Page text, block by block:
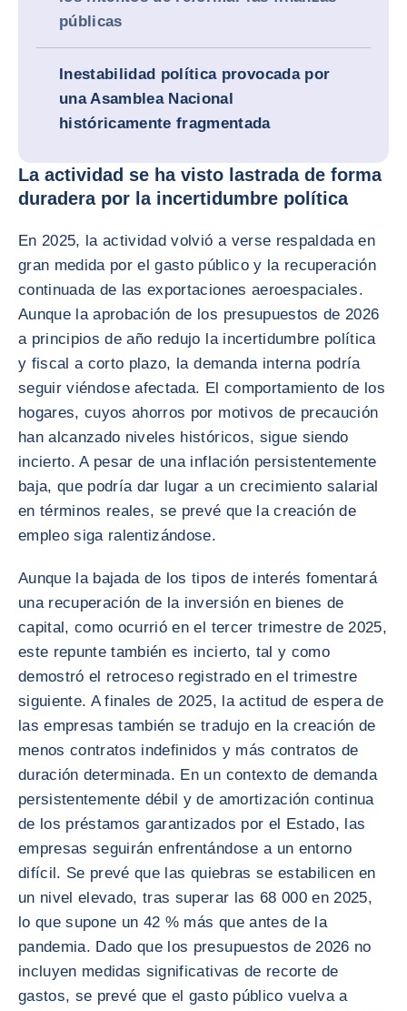
públicas
Inestabilidad política provocada por
una Asamblea Nacional
históricamente fragmentada
La actividad se ha visto lastrada de forma
duradera por la incertidumbre política
En 2025, la actividad volvió a verse respaldada en
gran medida por el gasto público y la recuperación
continuada de las exportaciones aeroespaciales.
Aunque la aprobación de los presupuestos de 2026
a principios de año redujo la incertidumbre política
y fiscal a corto plazo, la demanda interna podría
seguir viéndose afectada. El comportamiento de los
hogares, cuyos ahorros por motivos de precaución
han alcanzado niveles históricos, sigue siendo
incierto. A pesar de una inflación persistentemente
baja, que podría dar lugar a un crecimiento salarial
en términos reales, se prevé que la creación de
empleo siga ralentizándose.
Aunque la bajada de los tipos de interés fomentará
una recuperación de la inversión en bienes de
capital, como ocurrió en el tercer trimestre de 2025,
este repunte también es incierto, tal y como
demostró el retroceso registrado en el trimestre
siguiente. A finales de 2025, la actitud de espera de
las empresas también se tradujo en la creación de
menos contratos indefinidos y más contratos de
duración determinada. En un contexto de demanda
persistentemente débil y de amortización continua
de los préstamos garantizados por el Estado, las
empresas seguirán enfrentándose a un entorno
difícil. Se prevé que las quiebras se estabilicen en
un nivel elevado, tras superar las 68 000 en 2025,
lo que supone un 42 % más que antes de la
pandemia. Dado que los presupuestos de 2026 no
incluyen medidas significativas de recorte de
gastos, se prevé que el gasto público vuelva a